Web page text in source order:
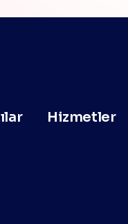
Hizmetler